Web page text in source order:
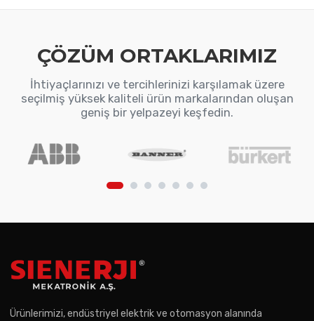
ÇÖZÜM ORTAKLARIMIZ
İhtiyaçlarınızı ve tercihlerinizi karşılamak üzere
seçilmiş yüksek kaliteli ürün markalarından oluşan
geniş bir yelpazeyi keşfedin.
Ürünlerimizi, endüstriyel elektrik ve otomasyon alanında